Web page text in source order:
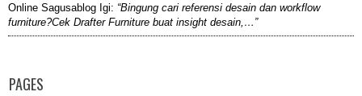
Online Sagusablog Igi: “Bingung cari referensi desain dan workflow
furniture?Cek Drafter Furniture buat insight desain,…”
PAGES